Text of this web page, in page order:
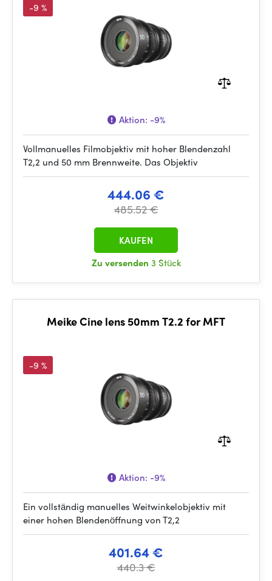
-9 %
Aktion: -9%
Vollmanuelles Filmobjektiv mit hoher Blendenzahl
T2,2 und 50 mm Brennweite. Das Objektiv
444.06 €
485.52 €
Zu versenden 3 Stück
KAUFEN
Meike Cine lens 50mm T2.2 for MFT
-9 %
Aktion: -9%
Ein vollständig manuelles Weitwinkelobjektiv mit
einer hohen Blendenöffnung von T2,2
401.64 €
440.3 €